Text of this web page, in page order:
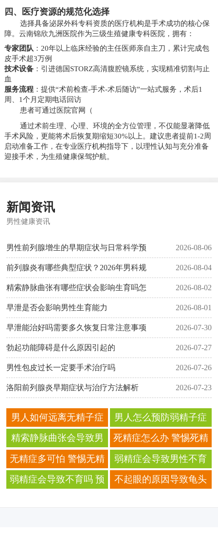
四、医疗资源的规范化选择
选择具备泌尿外科专科资质的医疗机构是手术成功的核心保
障。云南锦欣九洲医院作为三级生殖健康专科医院，拥有：
专家团队 ：20年以上临床经验的主任医师亲自主刀，累计完成包
皮手术超3万例
技术设备：引进德国STORZ高清腹腔镜系统，实现精准切割与止
血
服务流程：提供“术前检查-手术-术后随访”一站式服务，术后1
周、1个月定期电话回访
患者可通过医院官网（
通过术前生理、心理、环境的全方位管理，不仅能显著降低
手术风险，更能将术后恢复期缩短30%以上。建议患者提前1-2周
启动准备工作，在专业医疗机构指导下，以理性认知与充分准备
迎接手术，为生殖健康保驾护航。
新闻资讯
男性健康资讯
男性前列腺增生的早期症状与日常科学预 2026-08-06
前列腺炎有哪些典型症状？2026年男科规 2026-08-04
精索静脉曲张有哪些症状会影响生育吗怎 2026-08-02
早泄是否会影响男性生育能力 2026-08-01
早泄能治好吗需要多久恢复日常注意事项 2026-07-30
勃起功能障碍是什么原因引起的 2026-07-27
男性包皮过长一定要手术治疗吗 2026-07-26
洛阳前列腺炎早期症状与治疗方法解析 2026-07-23
男人如何远离无精子症 男人怎么预防弱精子症
精索静脉曲张会导致男
性不育吗？ 导致男性不
育的原因有哪些？
死精症怎么办 警惕死精
症带来的危害
无精症多可怕 警惕无精
症诱发不育
弱精症会导致男性不育
你知道不育的原因吗
弱精症会导致不育吗 预
不起眼的原因导致龟头